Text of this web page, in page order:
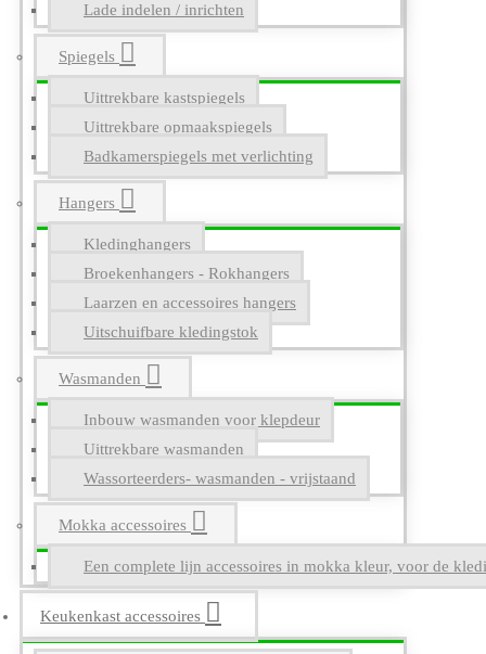
Lade indelen / inrichten
Spiegels
Uittrekbare kastspiegels
Uittrekbare opmaakspiegels
Badkamerspiegels met verlichting
Hangers
Kledinghangers
Broekenhangers - Rokhangers
Laarzen en accessoires hangers
Uitschuifbare kledingstok
Wasmanden
Inbouw wasmanden voor klepdeur
Uittrekbare wasmanden
Wassorteerders- wasmanden - vrijstaand
Mokka accessoires
Een complete lijn accessoires in mokka kleur, voor de
Keukenkast accessoires